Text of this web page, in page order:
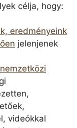
célja, hogy:
eredményeink
jelenjenek
nemzetközi
videókkal